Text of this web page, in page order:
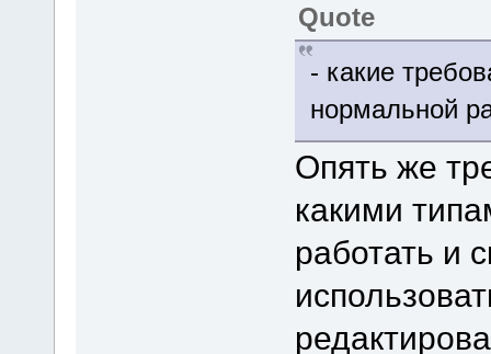
Quote
- какие
нормальной
Опять же
какими
работать и